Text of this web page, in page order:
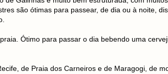
são ótimas para passear, de dia ou à noite,
Ótimo para passar o dia bebendo uma
de Praia dos Carneiros e de Maragogi, de